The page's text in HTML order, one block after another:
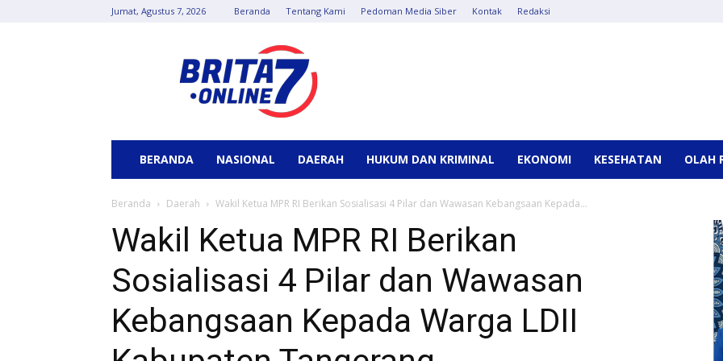
Jumat, Agustus 7, 2026 Beranda Tentang Kami Pedoman Media Siber Kontak Redaksi
Online
BERANDA NASIONAL DAERAH HUKUM DAN KRIMINAL EKONOMI KESEHATAN OLAH
Beranda Daerah Wakil Ketua MPR RI Berikan Sosialisasi 4 Pilar dan Wawasan Kebangsaan Kepada...
Wakil Ketua MPR RI Berikan
Sosialisasi 4 Pilar dan Wawasan
Kebangsaan Kepada Warga LDII